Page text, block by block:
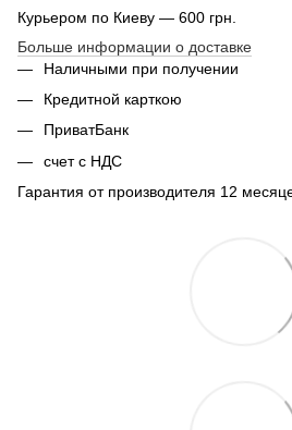
Курьером по Киеву — 600 грн.
Больше информации о доставке
Наличными при получении
Кредитной карткою
ПриватБанк
счет с НДС
Гарантия от производителя 12